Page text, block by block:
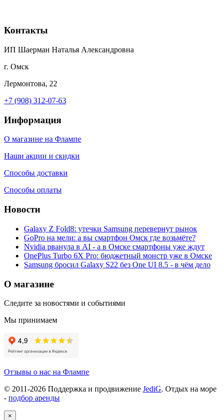
Контакты
ИП Шаерман Наталья Александровна
г. Омск
Лермонтова, 22
+7 (908) 312-07-63
Информация
О магазине на Флампе
Наши акции и скидки
Способы доставки
Способы оплаты
Новости
Galaxy Z Fold8: утечки Samsung перевернут рынок
GoPro на мели: а вы смартфон Омск где возьмёте?
Nvidia рванула в AI - а в Омске смартфоны уже ждут
OnePlus Turbo 6X Pro: бюджетный монстр уже в Омске
Samsung бросил Galaxy S22 без One UI 8.5 - в чём дело
О магазине
Следите за новостями и событиями
Мы принимаем
Отзывы о нас на Флампе
© 2011-2026 Поддержка и продвижение JediG. Отдых на море
- подбор аренды
×